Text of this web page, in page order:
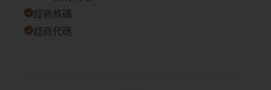
超商條碼
超商代碼